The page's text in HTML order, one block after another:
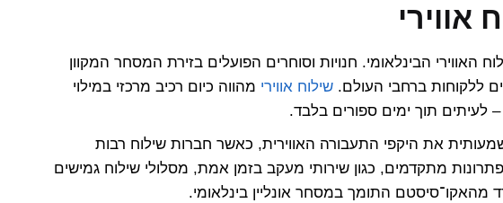
אווירי
הבינלאומי. חנויות וסוחרים הפועלים בזירת המסחר המקוון
ללקוחות ברחבי העולם. שילוח אווירי מהווה כיום רכיב מרכזי במילוי
לעיתים תוך ימים ספורים בלבד.
את היקפי התעבורה האווירית, כאשר חברות שילוח רבות
מתקדמים, כגון שירותי מעקב בזמן אמת, מסלולי שילוח גמישים
מהאקו־סיסטם התומך במסחר אונליין בינלאומי.